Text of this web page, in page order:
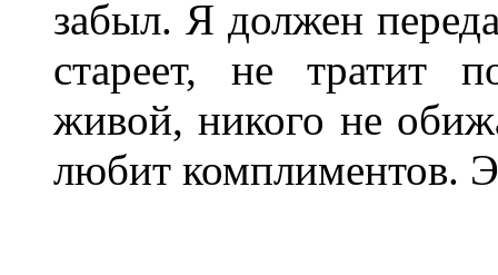
забыл. Я должен
стареет, не тратит
живой, никого не
любит комплиментов.